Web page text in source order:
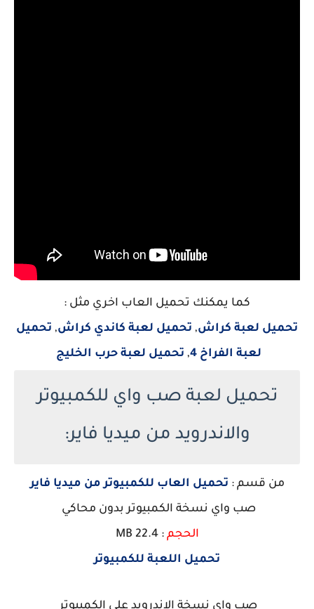
كما يمكنك تحميل العاب اخري مثل :
تحميل لعبة كراش, تحميل لعبة كاندي كراش, تحميل
لعبة الفراخ 4 , تحميل لعبة حرب الخليج
تحميل لعبة صب واي للكمبيوتر
والاندرويد من ميديا فاير:
من قسم : تحميل العاب للكمبيوتر من ميديا فاير
صب واي نسخة الكمبيوتر بدون محاكي
الحجم : 22.4 MB
تحميل اللعبة للكمبيوتر
صب واي نسخة الاندرويد علي الكمبيوتر